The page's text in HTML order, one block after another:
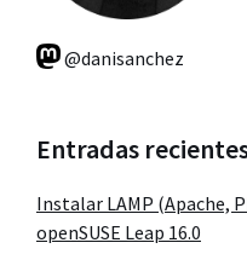
@danisanchez
Entradas
Instalar LAMP (Apache,
openSUSE Leap 16.0